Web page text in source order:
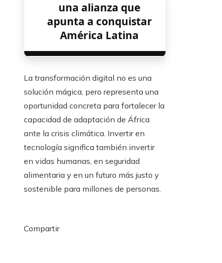
una alianza que
apunta a conquistar
América Latina
La transformación digital no es una
solución mágica, pero representa una
oportunidad concreta para fortalecer la
capacidad de adaptación de África
ante la crisis climática. Invertir en
tecnología significa también invertir
en vidas humanas, en seguridad
alimentaria y en un futuro más justo y
sostenible para millones de personas.
Compartir